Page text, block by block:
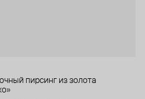
пирсинг из золота